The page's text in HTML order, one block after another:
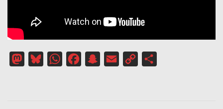
MastodonBlueskyWhatsAppFacebookSnapchat
Email
Copy